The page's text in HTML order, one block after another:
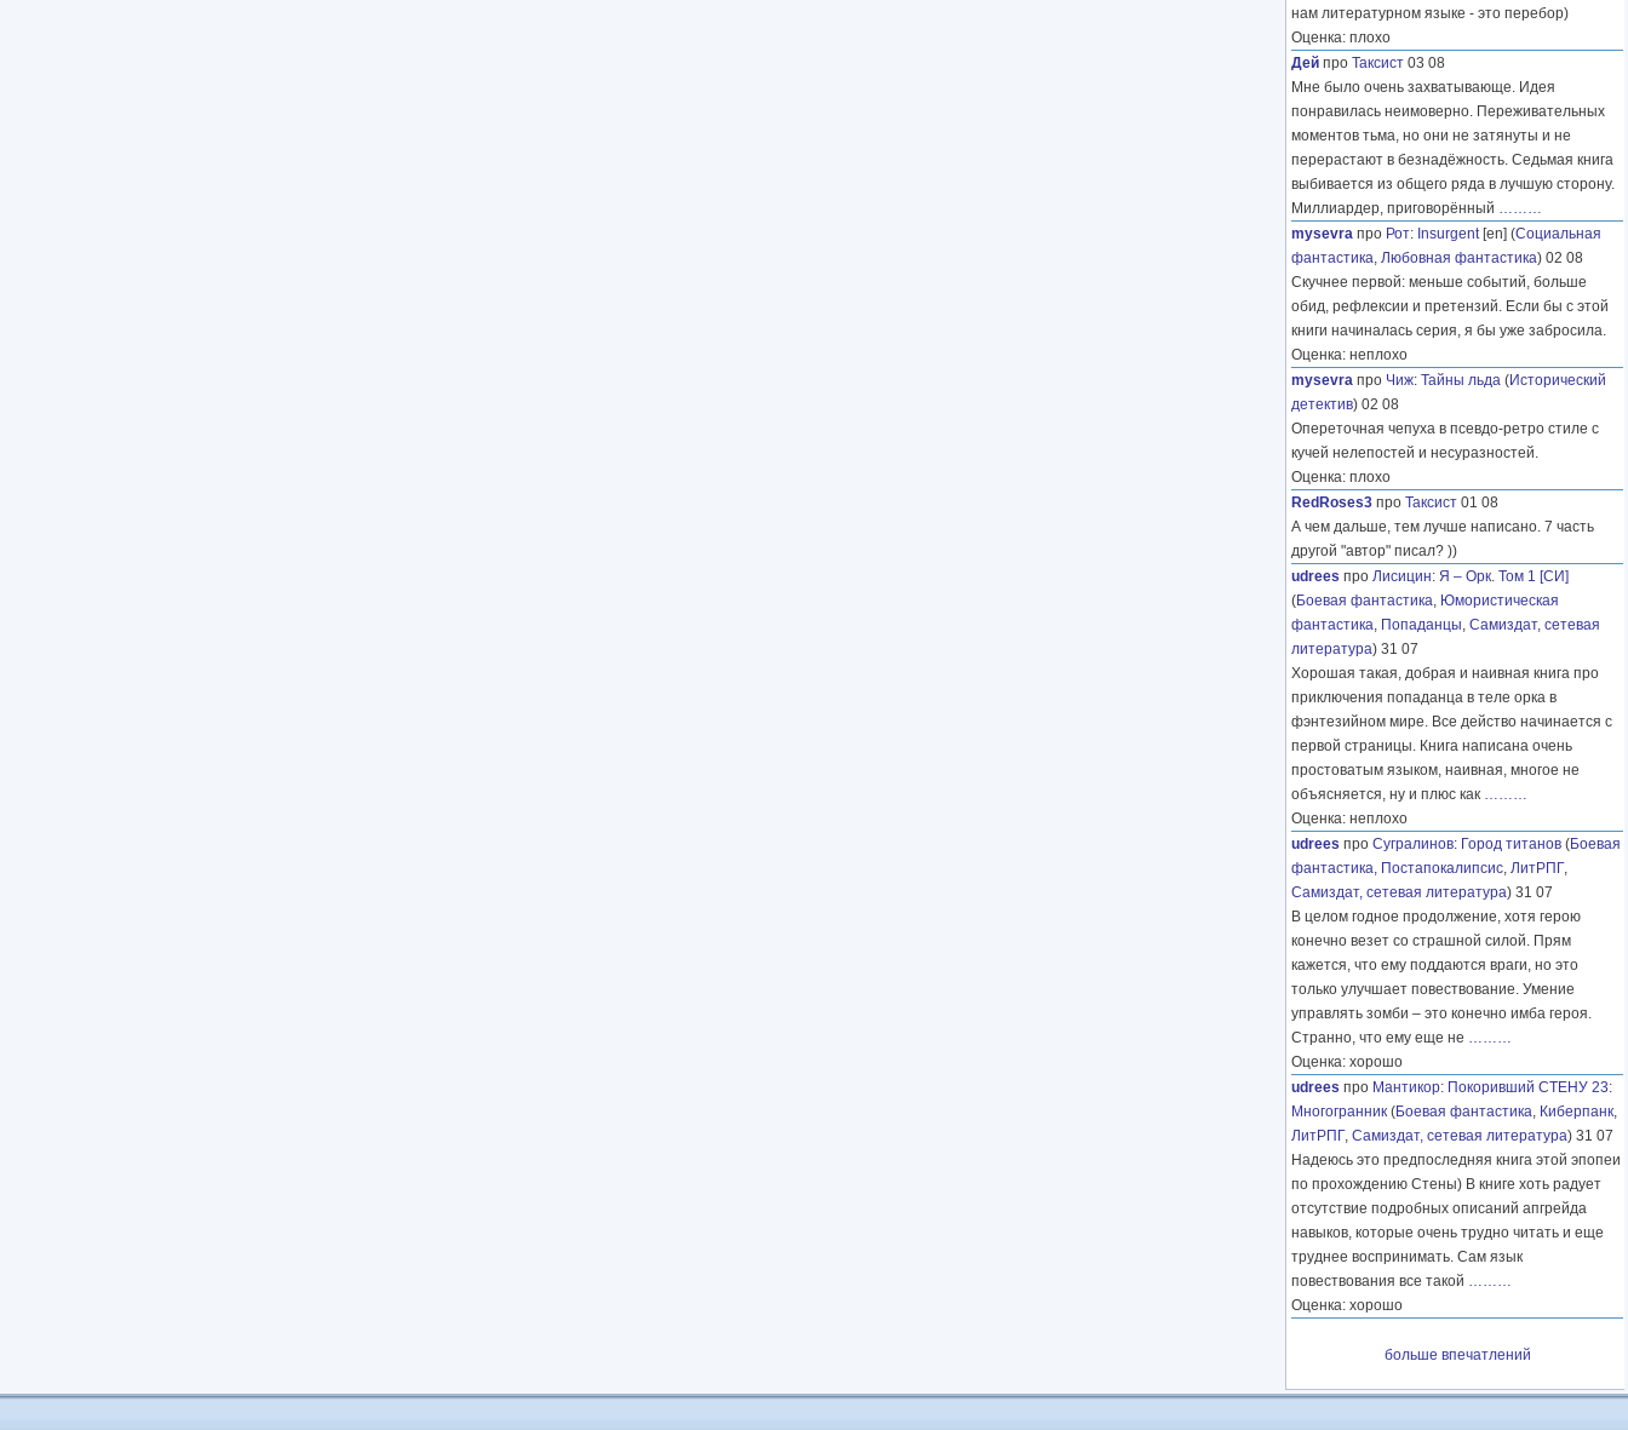
нам литературном языке - это перебор)
Оценка: плохо
Дей про Таксист 03 08
Мне было очень захватывающе. Идея
понравилась неимоверно. Переживательных
моментов тьма, но они не затянуты и не
перерастают в безнадёжность. Седьмая книга
выбивается из общего ряда в лучшую сторону.
Миллиардер, приговорённый ………
mysevra про Рот: Insurgent[en] (Социальная
фантастика, Любовная фантастика) 02 08
Скучнее первой: меньше событий, больше
обид, рефлексии и претензий. Если бы с этой
книги начиналась серия, я бы уже забросила.
Оценка: неплохо
mysevra про Чиж: Тайны льда (Исторический
детектив) 02 08
Опереточная чепуха в псевдо-ретро стиле с
кучей нелепостей и несуразностей.
Оценка: плохо
RedRoses3 про Таксист 01 08
А чем дальше, тем лучше написано. 7 часть
другой "автор" писал? ))
udrees про Лисицин: Я – Орк. Том 1 [СИ]
(Боевая фантастика, Юмористическая
фантастика, Попаданцы, Самиздат, сетевая
литература) 31 07
Хорошая такая, добрая и наивная книга про
приключения попаданца в теле орка в
фэнтезийном мире. Все действо начинается с
первой страницы. Книга написана очень
простоватым языком, наивная, многое не
объясняется, ну и плюс как ………
Оценка: неплохо
udrees про Сугралинов: Город титанов (Боевая
фантастика, Постапокалипсис, ЛитРПГ,
Самиздат, сетевая литература) 31 07
В целом годное продолжение, хотя герою
конечно везет со страшной силой. Прям
кажется, что ему поддаются враги, но это
только улучшает повествование. Умение
управлять зомби – это конечно имба героя.
Странно, что ему еще не ………
Оценка: хорошо
udrees про Мантикор: Покоривший СТЕНУ 23:
Многогранник (Боевая фантастика, Киберпанк,
ЛитРПГ, Самиздат, сетевая литература) 31 07
Надеюсь это предпоследняя книга этой эпопеи
по прохождению Стены) В книге хоть радует
отсутствие подробных описаний апгрейда
навыков, которые очень трудно читать и еще
труднее воспринимать. Сам язык
повествования все такой ………
Оценка: хорошо
больше впечатлений